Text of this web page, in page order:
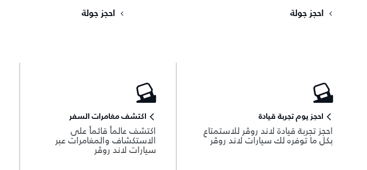
احجز جولة احجز جولة
احجز يوم تجربة قيادة
احجز تجربة قيادة لاند روڤر للاستمتاع
بكل ما توفره لك سيارات لاند روڤر
اكتشف مغامرات السفر
اكتشف عالماً قائماً على
الاستكشاف والمغامرات عبر
سيارات لاند روڤر